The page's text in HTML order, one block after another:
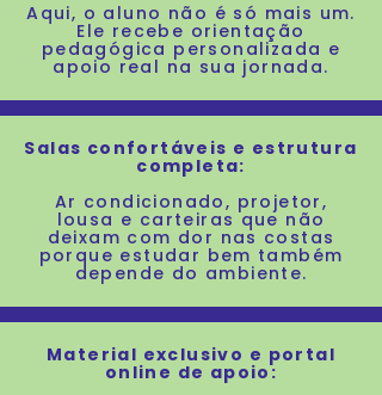
Aqui, o aluno não é só mais um.
Ele recebe orientação
pedagógica personalizada e
apoio real na sua jornada.
Salas confortáveis e estrutura
completa:
Ar condicionado, projetor,
lousa e carteiras que não
deixam com dor nas costas
porque estudar bem também
depende do ambiente.
Material exclusivo e portal
online de apoio: